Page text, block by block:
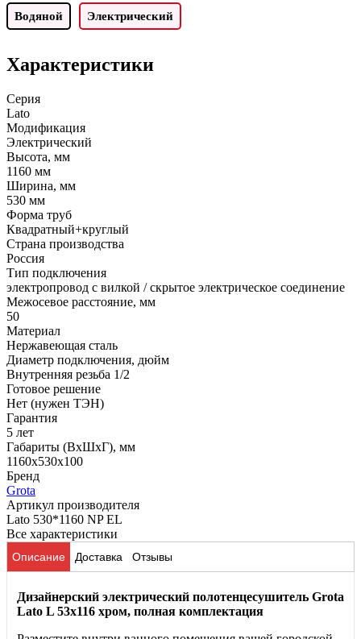
Водяной Электрический
Характеристики
Серия
Lato
Модификация
Электрический
Высота, мм
1160 мм
Ширина, мм
530 мм
Форма труб
Квадратный+круглый
Страна производства
Россия
Тип подключения
электропровод с вилкой / скрытое электрическое соединение
Межосевое расстояние, мм
50
Материал
Нержавеющая сталь
Диаметр подключения, дюйм
Внутренняя резьба 1/2
Готовое решение
Нет (нужен ТЭН)
Гарантия
5 лет
Габариты (ВхШхГ), мм
1160x530x100
Бренд
Grota
Артикул производителя
Lato 530*1160 NP EL
Все характеристики
Описание Доставка Отзывы
Дизайнерский электрический полотенцесушитель Grota
Lato L 53х116 хром, полная комплектация